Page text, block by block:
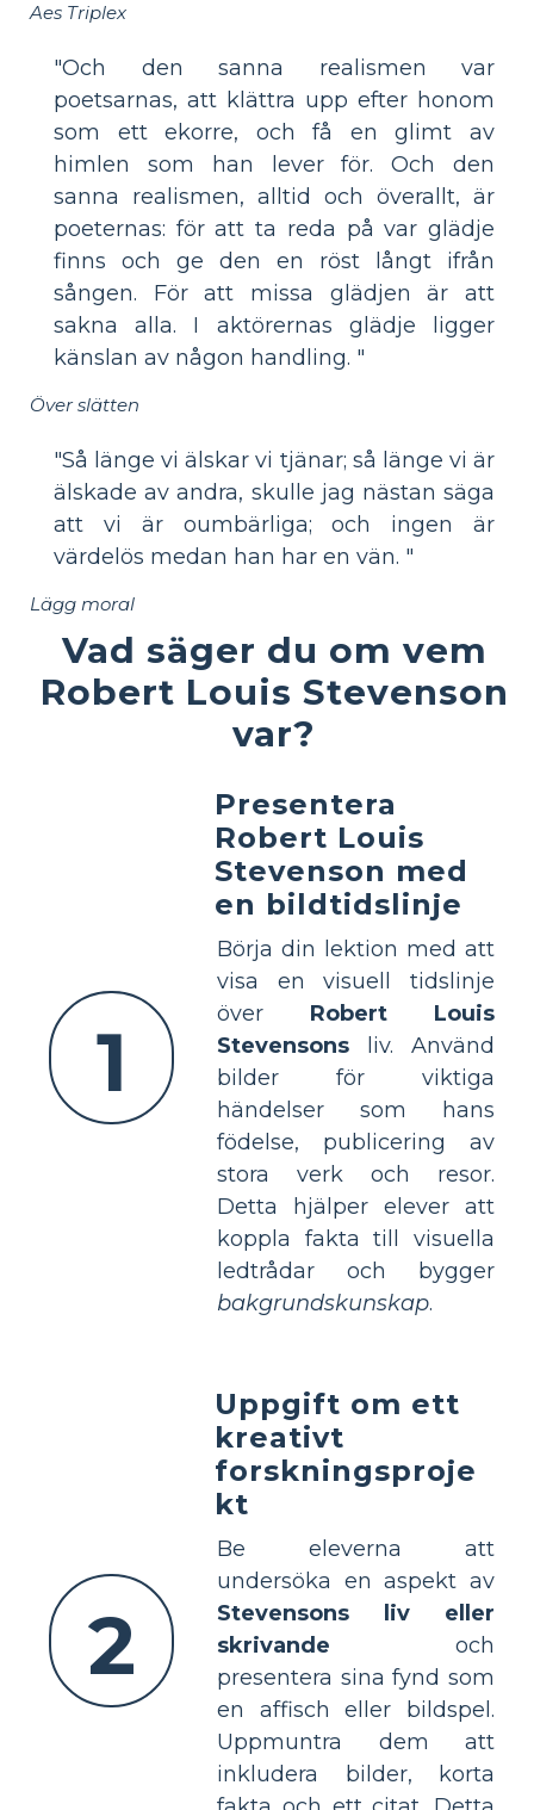
Aes Triplex
"Och den sanna realismen var
poetsarnas, att klättra upp efter honom
som ett ekorre, och få en glimt av
himlen som han lever för. Och den
sanna realismen, alltid och överallt, är
poeternas: för att ta reda på var glädje
finns och ge den en röst långt ifrån
sången. För att missa glädjen är att
sakna alla. I aktörernas glädje ligger
känslan av någon handling. "
Över slätten
"Så länge vi älskar vi tjänar; så länge vi är
älskade av andra, skulle jag nästan säga
att vi är oumbärliga; och ingen är
värdelös medan han har en vän. "
Lägg moral
Vad säger du om vem
Robert Louis Stevenson
var?
1
Presentera
Robert Louis
Stevenson med
en bildtidslinje
Börja din lektion med att
visa en visuell tidslinje
över Robert Louis
Stevensons liv. Använd
bilder för viktiga
händelser som hans
födelse, publicering av
stora verk och resor.
Detta hjälper elever att
koppla fakta till visuella
ledtrådar och bygger
bakgrundskunskap.
2
Uppgift om ett
kreativt
forskningsproje
kt
Be eleverna att
undersöka en aspekt av
Stevensons liv eller
skrivande och
presentera sina fynd som
en affisch eller bildspel.
Uppmuntra dem att
inkludera bilder, korta